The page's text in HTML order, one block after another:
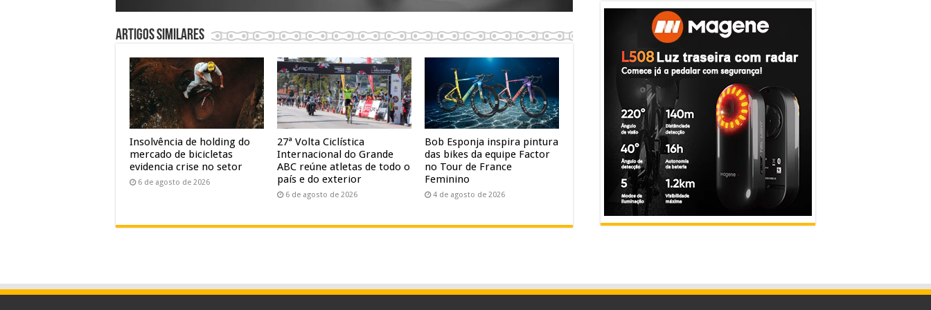
Artigos similares
Insolvência de holding do
mercado de bicicletas
evidencia crise no setor
6 de agosto de 2026
27ª Volta Ciclística
Internacional do Grande
ABC reúne atletas de todo o
país e do exterior
6 de agosto de 2026
Bob Esponja inspira pintura
das bikes da equipe Factor
no Tour de France
Feminino
4 de agosto de 2026